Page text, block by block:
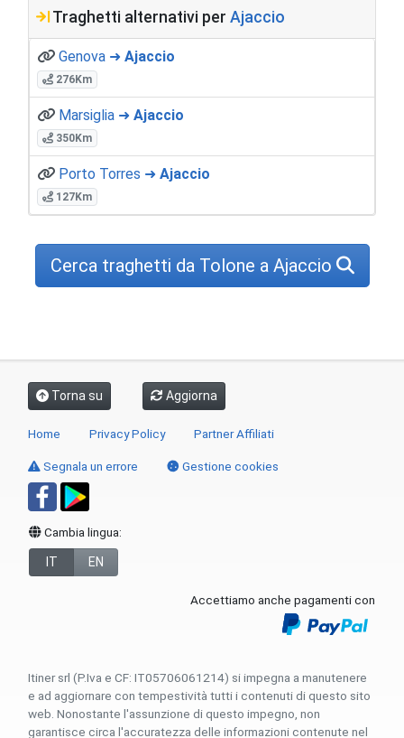
Traghetti alternativi per Ajaccio
Genova ➜ Ajaccio
276Km
Marsiglia ➜ Ajaccio
350Km
Porto Torres ➜ Ajaccio
127Km
Cerca traghetti da Tolone a Ajaccio
Torna su Aggiorna
Home Privacy Policy Partner Affiliati
Segnala un errore Gestione cookies
Cambia lingua:
IT EN
Accettiamo anche pagamenti con
Itiner srl (P.Iva e CF: IT05706061214) si impegna a manutenere
e ad aggiornare con tempestività tutti i contenuti di questo sito
web. Nonostante l'assunzione di questo impegno, non
garantisce circa l'accuratezza delle informazioni contenute nel